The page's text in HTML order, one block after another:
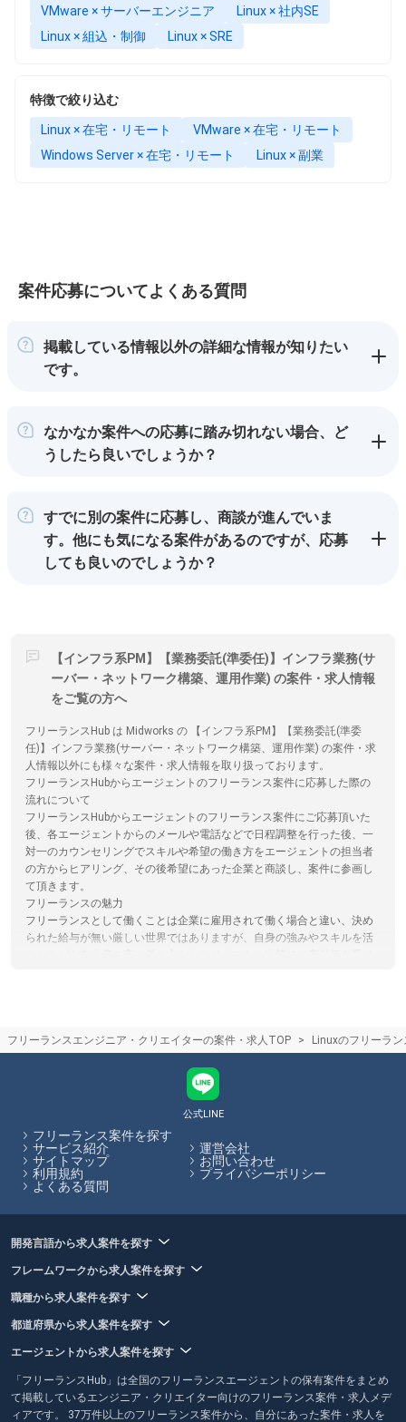
VMware × サーバーエンジニア
Linux × 社内SE
Linux × 組込・制御
Linux × SRE
特徴で絞り込む
Linux × 在宅・リモート
VMware × 在宅・リモート
Windows Server × 在宅・リモート
Linux × 副業
案件応募についてよくある質問
掲載している情報以外の詳細な情報が知りたい
です。
なかなか案件への応募に踏み切れない場合、ど
うしたら良いでしょうか？
すでに別の案件に応募し、商談が進んでいま
す。他にも気になる案件があるのですが、応募
しても良いのでしょうか？
【インフラ系PM】【業務委託(準委任)】インフラ業務(サ
ーバー・ネットワーク構築、運用作業) の案件・求人情報
をご覧の方へ
フリーランスHub は Midworks の 【インフラ系PM】【業務委託(準委
任)】インフラ業務(サーバー・ネットワーク構築、運用作業) の案件・求
人情報以外にも様々な案件・求人情報を取り扱っております。
フリーランスHubからエージェントのフリーランス案件に応募した際の
流れについて
フリーランスHubからエージェントのフリーランス案件にご応募頂いた
後、各エージェントからのメールや電話などで日程調整を行った後、一
対一のカウンセリングでスキルや希望の働き方をエージェントの担当者
の方からヒアリング、その後希望にあった企業と商談し、案件に参画し
て頂きます。
フリーランスの魅力
フリーランスとして働くことは企業に雇用されて働く場合と違い、決め
られた給与が無い厳しい世界ではありますが、自身の強みやスキルを活
くれるエージェントもあるため、自らの希望に合った案件があるかを考
は、フリーランスエージェントの各特徴やおすすめポイントの閲覧、エ
ージェントへの応募を一括で行うことができます。
フリーランスHubはお客様のフリーランス案件探しを最大限サポートし
ていきます。
フリーランスエンジニア・クリエイターの案件・求人TOP Linuxのフリーラ
公式LINE
フリーランス案件を探す
サービス紹介
運営会社
サイトマップ
お問い合わせ
利用規約
プライバシーポリシー
よくある質問
開発言語から求人案件を探す
フレームワークから求人案件を探す
職種から求人案件を探す
都道府県から求人案件を探す
エージェントから求人案件を探す
「フリーランスHub」は全国のフリーランスエージェントの保有案件をまとめ
て掲載しているエンジニア・クリエイター向けのフリーランス案件・求人メデ
ィアです。 37万件以上のフリーランス案件から、自分にあった案件・求人を